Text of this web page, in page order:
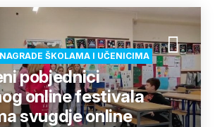
ŠKOLAMA I UČENICIMA
pobjednici
online festivala
svugdje online